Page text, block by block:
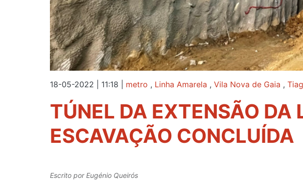
18-05-2022 | 11:18 metro , Linha Amarela , Vila Nova de Gaia ,
TÚNEL DA EXTENSÃO
ESCAVAÇÃO CONCLUÍDA
Escrito porEugénio Queirós